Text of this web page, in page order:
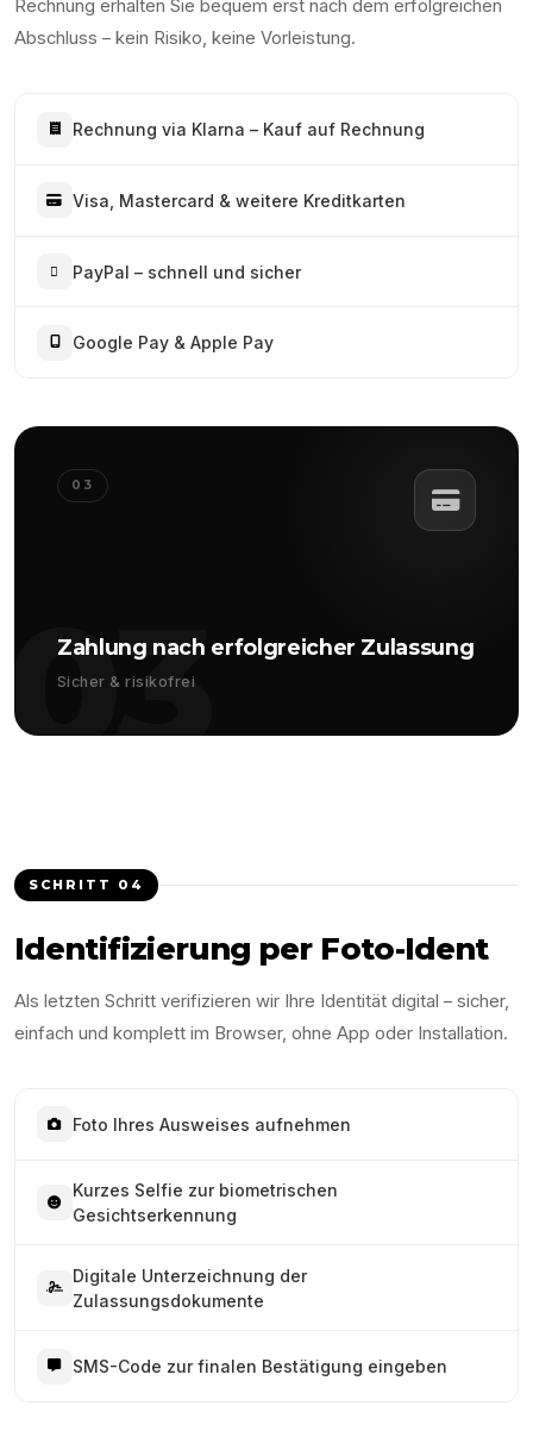
Rechnung erhalten Sie bequem erst nach dem erfolgreichen
Abschluss – kein Risiko, keine Vorleistung.
Rechnung via Klarna – Kauf auf Rechnung
Visa, Mastercard & weitere Kreditkarten
PayPal – schnell und sicher
Google Pay & Apple Pay
03
03
Zahlung nach erfolgreicher Zulassung
Sicher & risikofrei
SCHRITT 04
Identifizierung per Foto-Ident
Als letzten Schritt verifizieren wir Ihre Identität digital – sicher,
einfach und komplett im Browser, ohne App oder Installation.
Foto Ihres Ausweises aufnehmen
Kurzes Selfie zur biometrischen
Gesichtserkennung
Digitale Unterzeichnung der
Zulassungsdokumente
SMS-Code zur finalen Bestätigung eingeben